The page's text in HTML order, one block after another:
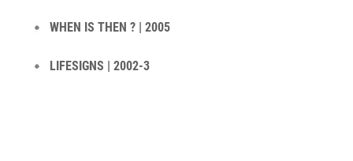
WHEN IS THEN ? | 2005
LIFESIGNS | 2002-3